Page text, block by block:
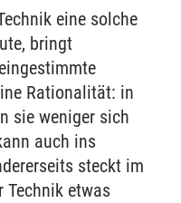
eine solche
bringt
Rationalität: in
sie weniger sich
auch ins
steckt im
Technik etwas